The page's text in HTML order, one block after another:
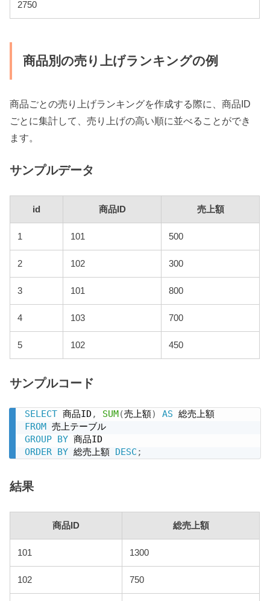
2750
商品別の売り上げランキングの例
商品ごとの売り上げランキングを作成する際に、商品ID
ごとに集計して、売り上げの高い順に並べることができ
ます。
サンプルデータ
id 商品ID 売上額
1 101 500
2 102 300
3 101 800
4 103 700
5 102 450
サンプルコード
SELECT 商品ID , SUM (売上額) AS
総売上額
FROM
売上テーブル
GROUP
BY
ORDER
BY 総売上額 DESC ;
結果
商品ID 総売上額
101 1300
102 750